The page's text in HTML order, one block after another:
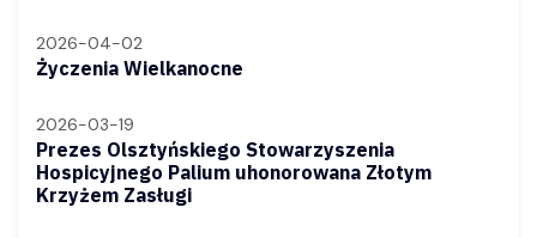
2026-04-02
Życzenia Wielkanocne
2026-03-19
Prezes Olsztyńskiego Stowarzyszenia
Hospicyjnego Palium uhonorowana Złotym
Krzyżem Zasługi